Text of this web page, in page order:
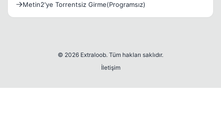
Metin2'ye Torrentsiz Girme(Programsız)
© 2026 Extraloob. Tüm hakları saklıdır.
İletişim